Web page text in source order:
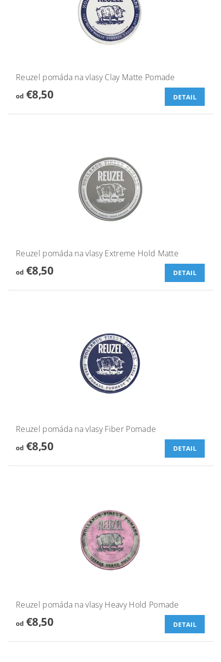
Reuzel pomáda na vlasy Clay Matte Pomade
od€8,50 DETAIL
Reuzel pomáda na vlasy Extreme Hold Matte
od€8,50 DETAIL
Reuzel pomáda na vlasy Fiber Pomade
od€8,50 DETAIL
Reuzel pomáda na vlasy Heavy Hold Pomade
od€8,50 DETAIL